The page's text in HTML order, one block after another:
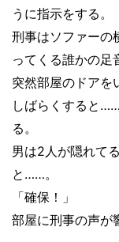
うに指示をする。
刑事はソファーの
ってくる誰かの足
突然部屋のドアを
しばらくすると
る。
男は2人が隠れて
と……。
「確保！」
部屋に刑事の声が